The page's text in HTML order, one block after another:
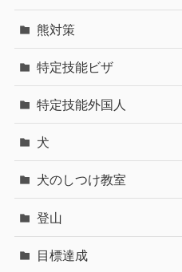
熊対策
特定技能ビザ
特定技能外国人
犬
犬のしつけ教室
登山
目標達成